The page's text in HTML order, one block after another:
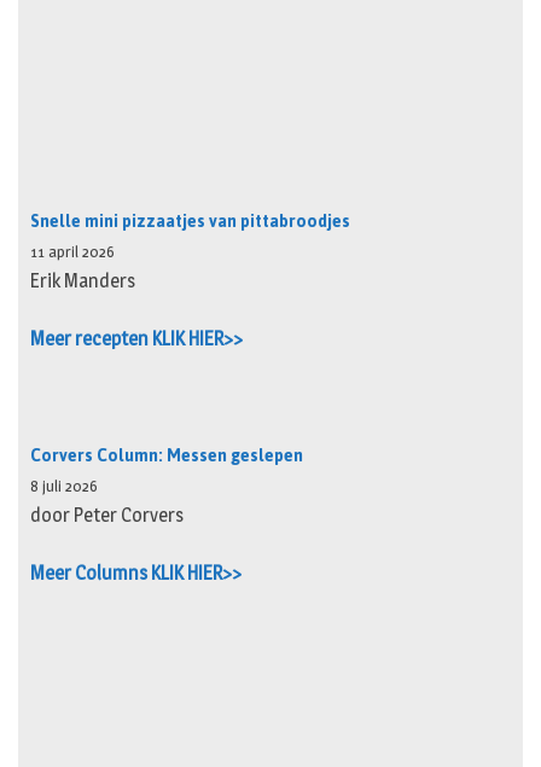
Snelle mini pizzaatjes van pittabroodjes
11 april 2026
Erik Manders
Meer recepten KLIK HIER>>
Corvers Column: Messen geslepen
8 juli 2026
door Peter Corvers
Meer Columns KLIK HIER>>